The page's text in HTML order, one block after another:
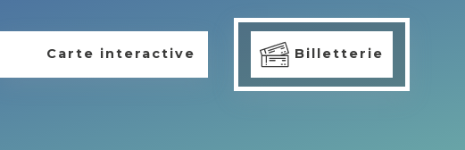
Carte interactive Billetterie